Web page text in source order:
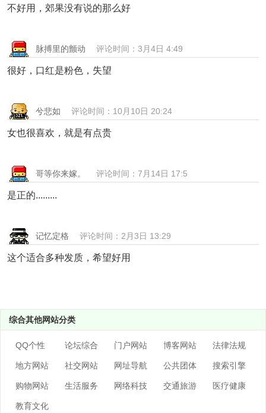
不好用，郊果没有说的那么好
脉搏里的颤动 评论时间：3月4日 4:49
很好，口红是粉色，失望
兮悲如 评论时间：10月10日 20:24
女也很喜欢，就是有点贵
哥等你来嫁。 评论时间：7月14日 17:5
是正的.........
记忆定格 评论时间：2月3日 13:29
这个适合多种发质，希望好用
综合其他网站分类
QQ个性 论坛综合 门户网站 博客网站 法律法规
地方网站 社交网站 网址导航 公共团体 搜索引擎
购物网站 生活服务 网络科技 交通旅游 医疗健康
教育文化